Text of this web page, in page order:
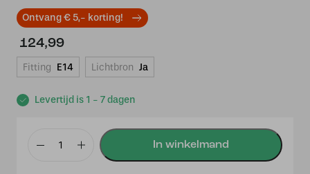
Ontvang € 5,- korting!
Levertijd is 1 - 7 dagen
124,99
Fitting E14 Lichtbron Ja
Tiffany